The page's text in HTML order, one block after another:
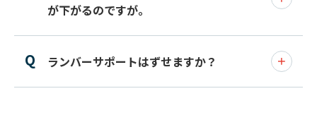
が下がるのですが。
ランバーサポートはずせますか？